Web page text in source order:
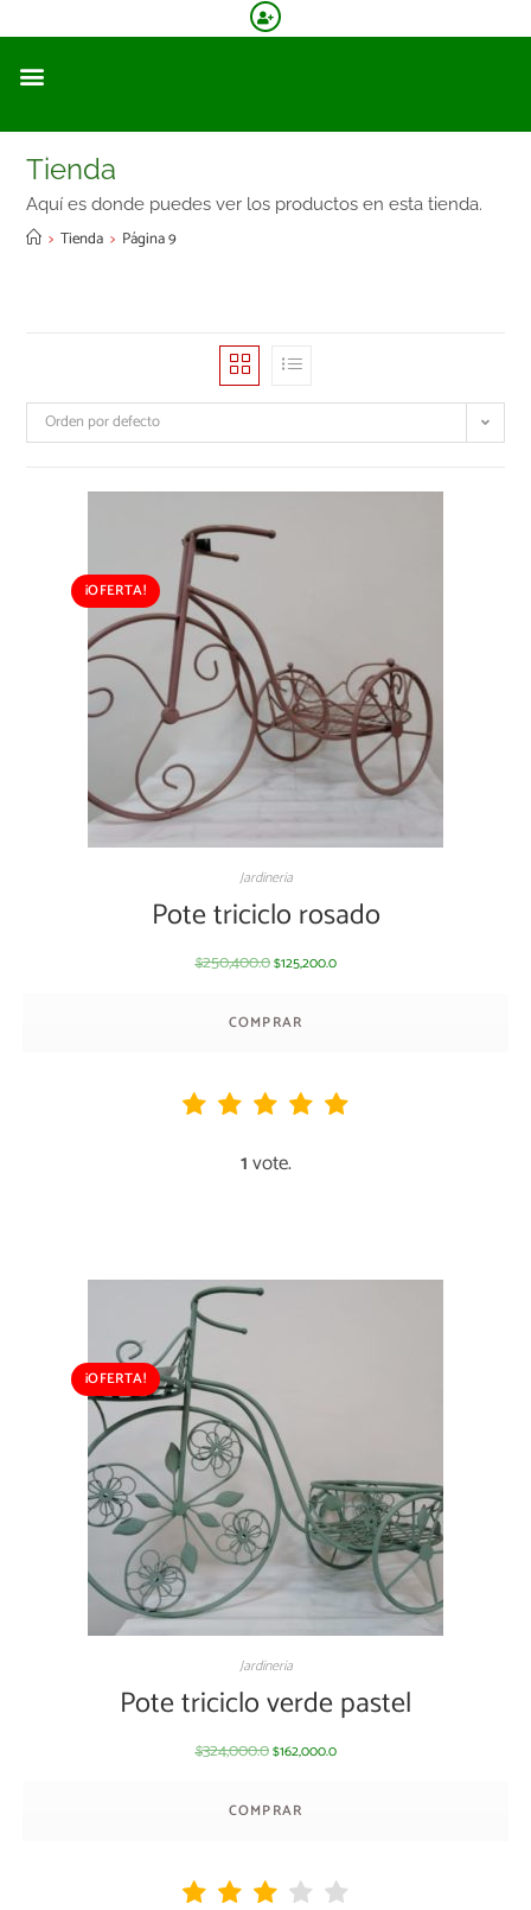
Tienda
Aquí es donde puedes ver los productos en esta tienda.
> Tienda > Página 9
Orden por defecto
¡OFERTA!
Jardineria
Pote triciclo rosado
$250,400.0 $125,200.0
COMPRAR
1vote.
¡OFERTA!
Jardineria
Pote triciclo verde pastel
$324,000.0 $162,000.0
COMPRAR